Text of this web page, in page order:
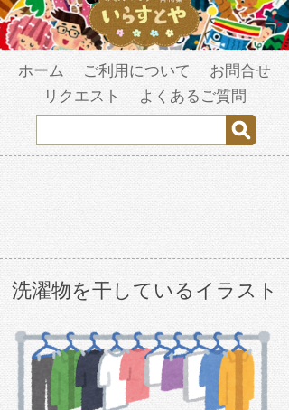
ホーム ご利用について
お問合せ
リクエスト
よくあるご質問
洗濯物を干しているイラスト